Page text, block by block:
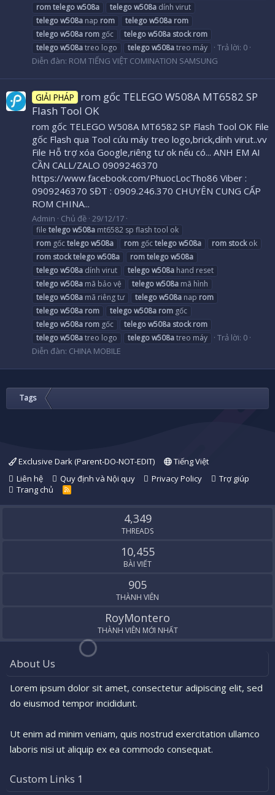
romtelegow508a telegow508a dính virut
telegow508a nap rom telegow508a rom
telegow508a rom gốc telegow508a stock rom
telegow508atreo logo telegow508atreo máy
Trả lời: 0
Diễn đàn: ROM TIẾNG VIỆT COMINATION SAMSUNG
GIẢI PHÁP
rom gốc TELEGO W508A MT6582 SP
Flash Tool OK
rom gốc TELEGO W508A MT6582 SP Flash Tool OK File
gốc Flash qua Tool cứu máy treo logo,brick,dính virut..vv
File Hỗ trợ xóa Google,riêng tư ok nếu có... ANH EM AI
CẦN CALL/ZALO 0909246370
https://www.facebook.com/PhuocLocTho86 Viber :
0909246370 SĐT : 0909.246.370 CHUYÊN CUNG CẤP
ROM CHINA...
Admin Chủ đề 29/12/17
file telegow508a mt6582 sp flash tool ok
rom gốctelegow508a rom gốctelegow508a rom stockok
rom stocktelegow508a romtelegow508a
telegow508a dính virut telegow508a hand reset
telegow508a mã bảo vệ telegow508a mã hình
telegow508a mã riêng tư telegow508a nap rom
telegow508a rom telegow508a rom gốc
telegow508a rom gốc telegow508a stock rom
telegow508atreo logo telegow508atreo máy
Trả lời: 0
Diễn đàn: CHINA MOBILE
Tags
Exclusive Dark (Parent-DO-NOT-EDIT)
Tiếng Việt
Liên hệ
Quy định và Nội quy Privacy Policy
Trợ giúp
Trang chủ
R
S
4,349
THREADS
10,455
BÀI VIẾT
905
THÀNH VIÊN
RoyMontero
THÀNH VIÊN MỚI NHẤT
About Us
Lorem ipsum dolor sit amet, consectetur adipiscing elit, sed
do eiusmod tempor incididunt.
Ut enim ad minim veniam, quis nostrud exercitation ullamco
laboris nisi ut aliquip ex ea commodo consequat.
Custom Links 1